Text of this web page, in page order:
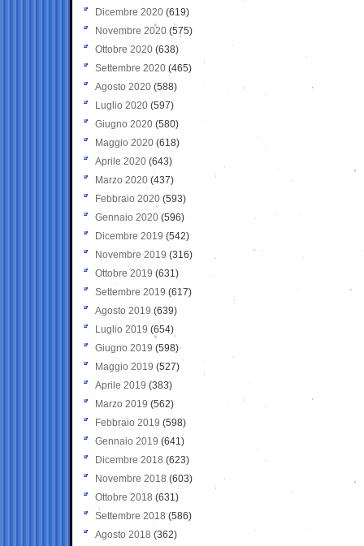
Dicembre 2020 (619)
Novembre 2020 (575)
Ottobre 2020 (638)
Settembre 2020(465)
Agosto 2020 (588)
Luglio 2020 (597)
Giugno 2020 (580)
Maggio 2020 (618)
Aprile 2020 (643)
Marzo 2020 (437)
Febbraio 2020 (593)
Gennaio 2020 (596)
Dicembre 2019 (542)
Novembre 2019 (316)
Ottobre 2019 (631)
Settembre 2019 (617)
Agosto 2019 (639)
Luglio 2019 (654)
Giugno 2019 (598)
Maggio 2019 (527)
Aprile 2019 (383)
Marzo 2019 (562)
Febbraio 2019 (598)
Gennaio 2019 (641)
Dicembre 2018 (623)
Novembre 2018 (603)
Ottobre 2018 (631)
Settembre 2018 (586)
Agosto 2018 (362)